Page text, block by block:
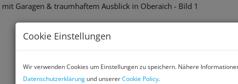
Cookie Einstellungen
Wir verwenden Cookies um Einstellungen zu speichern. Nähere
Datenschutzerklärung und unsererCookie Policy.